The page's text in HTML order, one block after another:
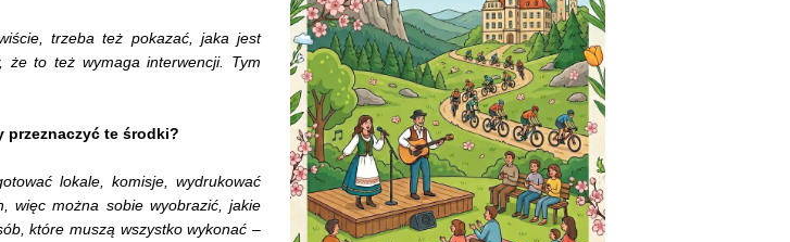
trzeba też pokazać, jaka jest
to też wymaga interwencji. Tym
przeznaczyć te środki?
lokale, komisje, wydrukować
więc można sobie wyobrazić, jakie
które muszą wszystko wykonać –